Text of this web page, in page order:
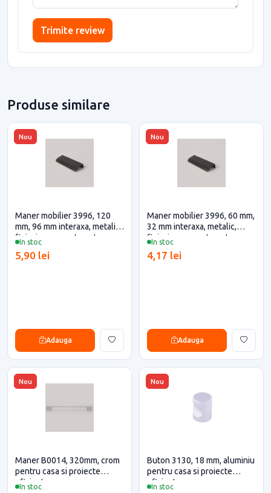
Trimite review
Produse similare
Nou
In stoc
Maner mobilier 3996, 120
mm, 96 mm interaxa, metalic,
finisaj negru mat pentru casa
5,90 lei
Adauga
Nou
In stoc
Maner mobilier 3996, 60 mm,
32 mm interaxa, metalic,
finisaj negru mat pentru casa
4,17 lei
Adauga
Nou
In stoc
Maner B0014, 320mm, crom
pentru casa si proiecte
eficiente
Nou
In stoc
Buton 3130, 18 mm, aluminiu
pentru casa si proiecte
eficiente